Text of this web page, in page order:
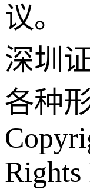
议。
深圳
各种
Rights